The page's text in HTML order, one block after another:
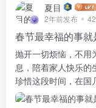
夏目
2年前发布
春节最幸福的事就
抛开一切烦恼，不用
息，陪着家人快乐的
珍惜这段时间，在国